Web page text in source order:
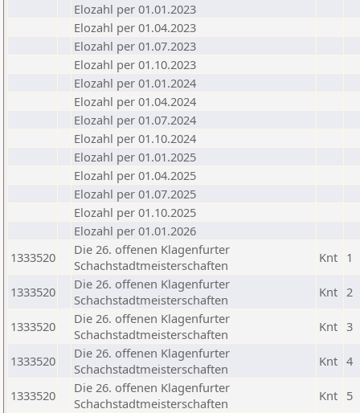
Elozahl per 01.01.2023
Elozahl per 01.04.2023
Elozahl per 01.07.2023
Elozahl per 01.10.2023
Elozahl per 01.01.2024
Elozahl per 01.04.2024
Elozahl per 01.07.2024
Elozahl per 01.10.2024
Elozahl per 01.01.2025
Elozahl per 01.04.2025
Elozahl per 01.07.2025
Elozahl per 01.10.2025
Elozahl per 01.01.2026
1333520
Die 26. offenen Klagenfurter
Schachstadtmeisterschaften
Knt 1
1333520
Die 26. offenen Klagenfurter
Schachstadtmeisterschaften
Knt 2
1333520
Die 26. offenen Klagenfurter
Schachstadtmeisterschaften
Knt 3
1333520
Die 26. offenen Klagenfurter
Schachstadtmeisterschaften
Knt 4
1333520
Die 26. offenen Klagenfurter
Schachstadtmeisterschaften
Knt 5